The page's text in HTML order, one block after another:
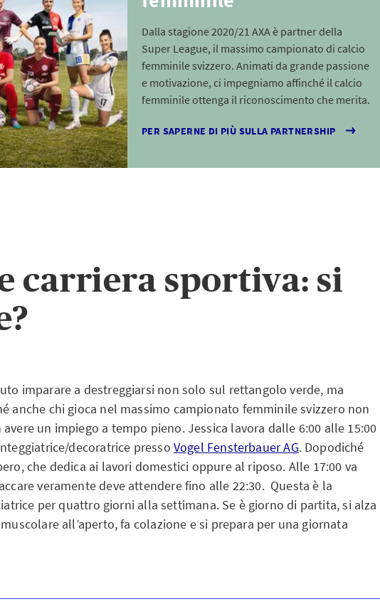
Dalla stagione 2020/21 AXA è partner della
Super League, il massimo campionato di calcio
femminile svizzero. Animati da grande passione
e motivazione, ci impegniamo affinché il calcio
femminile ottenga il riconoscimento che merita.
PER SAPERNE DI PIÙ SULLA PARTNERSHIP
carriera sportiva: si
imparare a destreggiarsi non solo sul rettangolo verde, ma
anche chi gioca nel massimo campionato femminile svizzero non
un impiego a tempo pieno. Jessica lavora dalle 6:00 alle 15:00
decoratrice presso Vogel Fensterbauer AG. Dopodiché
che dedica ai lavori domestici oppure al riposo. Alle 17:00 va
veramente deve attendere fino alle 22:30. Questa è la
per quattro giorni alla settimana. Se è giorno di partita, si alza
all’aperto, fa colazione e si prepara per una giornata